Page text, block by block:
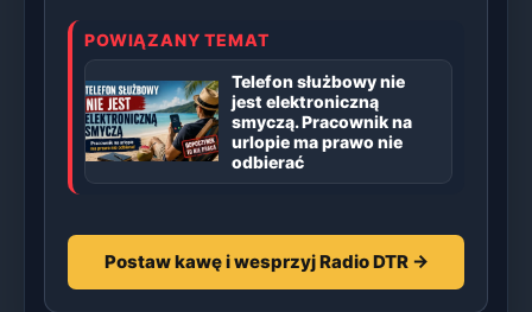
POWIĄZANY TEMAT
Telefon służbowy nie
jest elektroniczną
smyczą. Pracownik na
urlopie ma prawo nie
odbierać
Postaw kawę i wesprzyj Radio DTR →